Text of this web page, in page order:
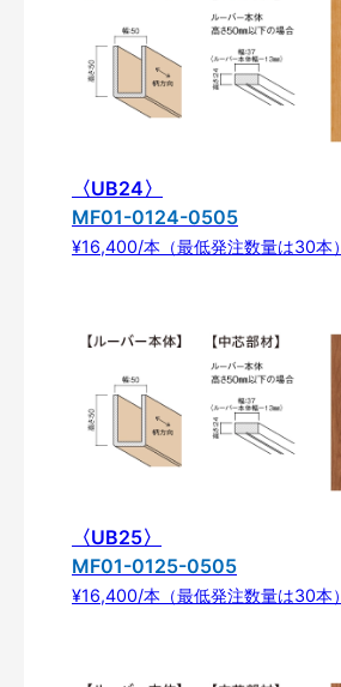
〈UB24〉
MF01-0124-0505
¥16,400/本（最低発注数量は30本）
〈UB25〉
MF01-0125-0505
¥16,400/本（最低発注数量は30本）